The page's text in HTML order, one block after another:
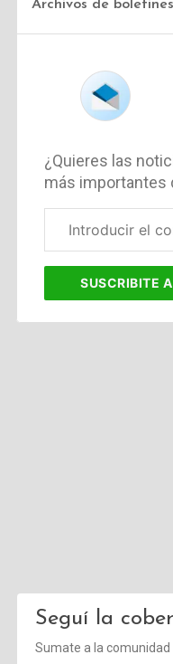
Archivos de boletines
¿Quieres las
más importantes
electrónico
SUSCRIBITE
Seguí la
Sumate a la comunidad